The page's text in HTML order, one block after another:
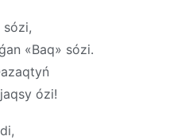
sózi,
«Baq» sózi.
ózi!